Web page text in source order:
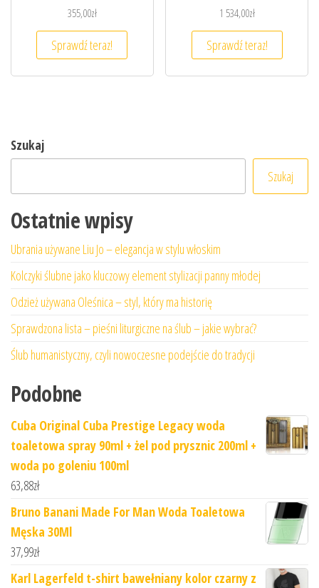
355,00zł
Sprawdź teraz!
1 534,00zł
Sprawdź teraz!
Szukaj
Szukaj
Ostatnie wpisy
Ubrania używane Liu Jo – elegancja w stylu włoskim
Kolczyki ślubne jako kluczowy element stylizacji panny młodej
Odzież używana Oleśnica – styl, który ma historię
Sprawdzona lista – pieśni liturgiczne na ślub – jakie wybrać?
Ślub humanistyczny, czyli nowoczesne podejście do tradycji
Podobne
Cuba Original Cuba Prestige Legacy woda
toaletowa spray 90ml + żel pod prysznic 200ml +
woda po goleniu 100ml
63,88zł
Bruno Banani Made For Man Woda Toaletowa
Męska 30Ml
37,99zł
Karl Lagerfeld t-shirt bawełniany kolor czarny z